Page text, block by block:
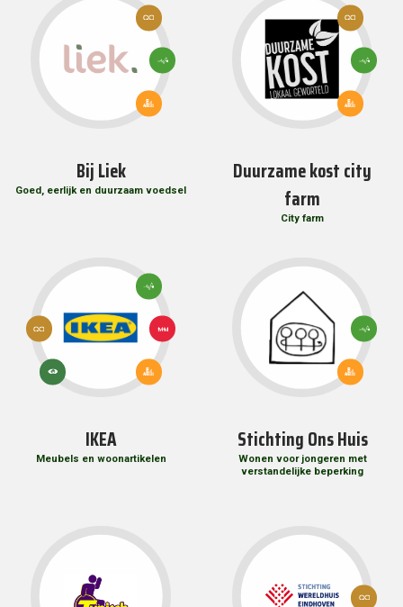
11: DUURZAME
STEDEN EN
GEMEENSCHAPPEN
3: GOEDE
GEZONDHEID
EN WELZIJN
VERANTWOORDE
CONSUMPTIE EN
PRODUCTIE
Bij Liek
Goed, eerlijk en duurzaam voedsel
11: DUURZAME
STEDEN EN
3: GOEDE
EN WELZIJN
CONSUMPTIE
PRODUCTIE
Duurzame kost city
farm
City farm
11: DUURZAME
STEDEN EN
GEMEENSCHAPPEN
1: GEEN
ARMOEDE
3: GOEDE
GEZONDHEID
EN WELZIJN
KLIMAATACTIE
12:
VERANTWOORDE
CONSUMPTIE EN
PRODUCTIE
IKEA
Meubels en woonartikelen
11: DUURZAME
STEDEN EN
3: GOEDE
EN WELZIJN
Stichting Ons Huis
Wonen voor jongeren met
verstandelijke beperking
12: